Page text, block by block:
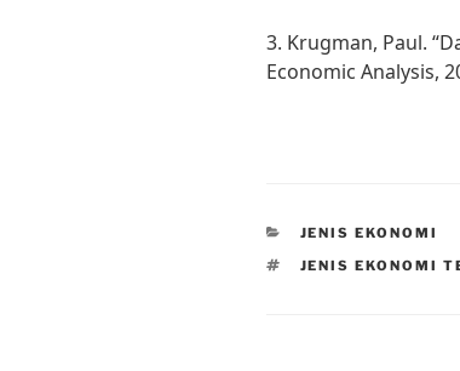
3. Krugman, Paul.
Economic Analysis,
CATEGORIES
JENIS EKONOMI
TAGS
JENIS EKONOMI